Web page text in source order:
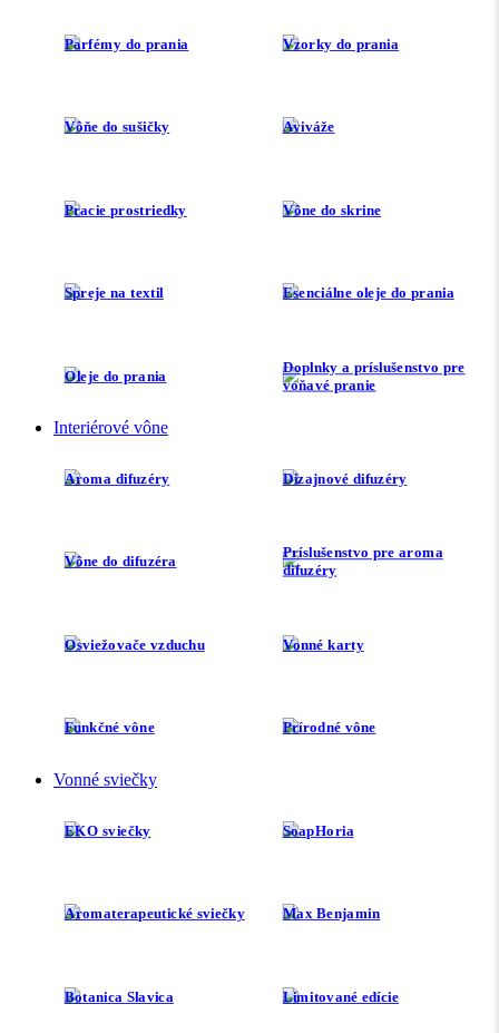
Parfémy do prania Vzorky do prania
Vôňe do sušičky Aviváže
Pracie prostriedky Vône do skrine
Spreje na textil Esenciálne oleje do prania
Oleje do prania
Doplnky a príslušenstvo pre
voňavé pranie
Interiérové vône
Aroma difuzéry Dizajnové difuzéry
Vône do difuzéra
Príslušenstvo pre aroma
difuzéry
Osviežovače vzduchu Vonné karty
Funkčné vône Prírodné vône
Vonné sviečky
EKO sviečky SoapHoria
Aromaterapeutické sviečky Max Benjamin
Botanica Slavica Limitované edície